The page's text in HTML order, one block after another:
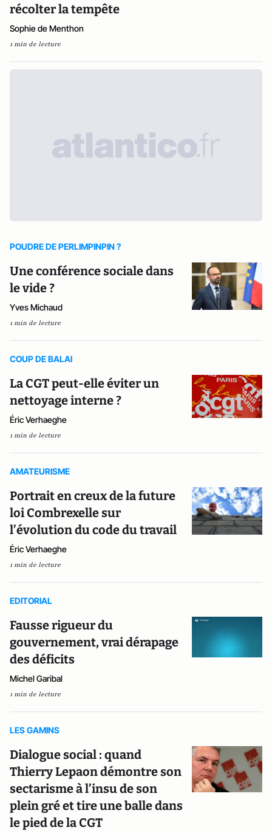
récolter la tempête
Sophie de Menthon
1 min de lecture
POUDRE DE PERLIMPINPIN ?
Une conférence sociale dans
le vide ?
Yves Michaud
1 min de lecture
COUP DE BALAI
La CGT peut-elle éviter un
nettoyage interne ?
Éric Verhaeghe
1 min de lecture
AMATEURISME
Portrait en creux de la future
loi Combrexelle sur
l’évolution du code du travail
Éric Verhaeghe
1 min de lecture
EDITORIAL
Fausse rigueur du
gouvernement, vrai dérapage
des déficits
Michel Garibal
1 min de lecture
LES GAMINS
Dialogue social : quand
Thierry Lepaon démontre son
sectarisme à l’insu de son
plein gré et tire une balle dans
le pied de la CGT